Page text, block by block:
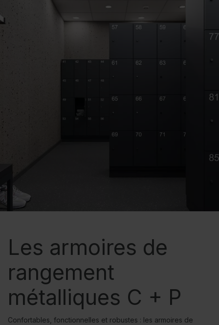
Les armoires de
rangement
métalliques C + P
Confortables, fonctionnelles et robustes : les armoires de